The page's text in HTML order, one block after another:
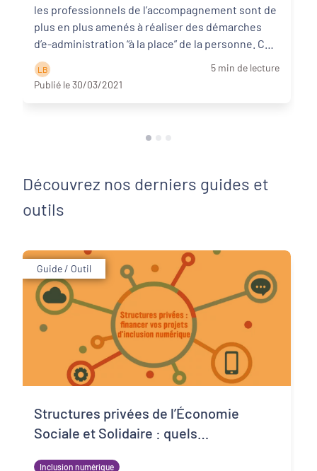
les professionnels de l’accompagnement sont de
plus en plus amenés à réaliser des démarches
d’e-administration “à la place” de la personne. Ce
...Lire la suite
L B
5 min de lecture
Publié le 30/03/2021
Découvrez nos derniers guides et
outils
Guide / Outil
Inclusion numérique
Structures privées de l’Économie
Sociale et Solidaire : quels